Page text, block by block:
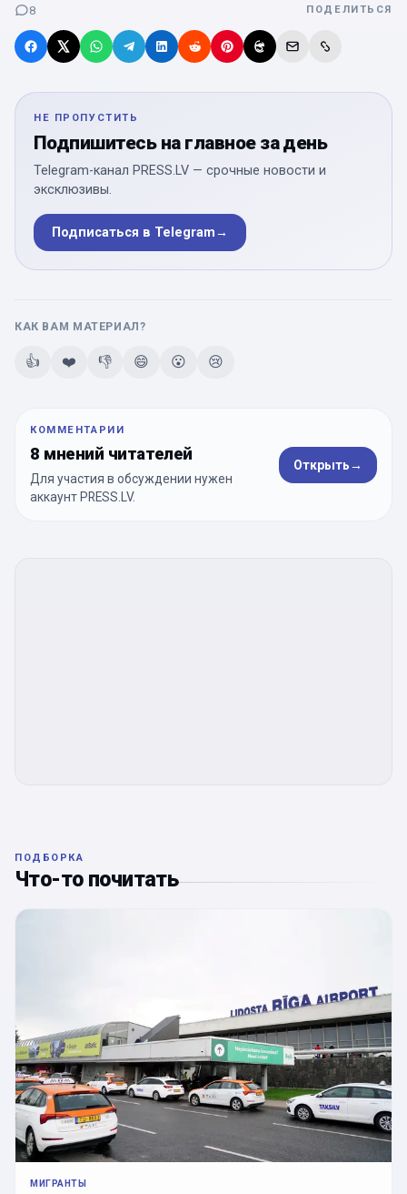
8 ПОДЕЛИТЬСЯ
НЕ ПРОПУСТИТЬ
Подпишитесь на главное за день
Telegram-канал PRESS.LV — срочные новости и
эксклюзивы.
Подписаться в Telegram→
КАК ВАМ МАТЕРИАЛ?
👍 ❤️ 👎 😄 😮 😢
КОММЕНТАРИИ
8 мнений читателей
Для участия в обсуждении нужен
аккаунт PRESS.LV.
Открыть→
ПОДБОРКА
Что-то почитать
МИГРАНТЫ